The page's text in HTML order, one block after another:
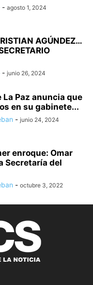
- agosto 1, 2024
AGÚNDEZ…
- junio 26, 2024
Paz anuncia que
en su gabinete...
- junio 24, 2024
enroque: Omar
Secretaría del
- octubre 3, 2022